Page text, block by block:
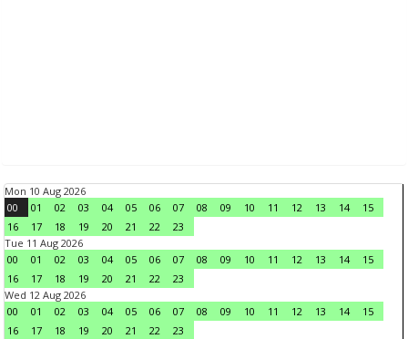
Mon 10 Aug 2026
00
01 02 03 04 05 06 07 08 09 10 11 12 13 14
15
16
17 18 19 20 21 22
23
Tue 11 Aug 2026
00
01 02 03 04 05 06 07 08 09 10 11 12 13 14
15
16
17 18 19 20 21 22
23
Wed 12 Aug 2026
00
01 02 03 04 05 06 07 08 09 10 11 12 13 14
15
16
17 18 19 20 21 22
23